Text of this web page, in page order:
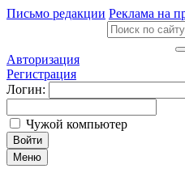
Письмо редакции Реклама на
Авторизация
Регистрация
Логин:
Чужой компьютер
Войти
Меню